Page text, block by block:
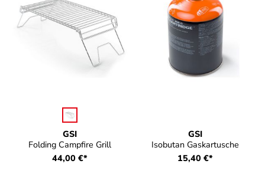
GSI
Folding Campfire Grill
auswählen
44,00 €*
GSI
Isobutan Gaskartusche
15,40 €*